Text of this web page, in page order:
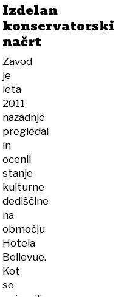
Izdelan
konservatorski
načrt
Zavod
je
leta
2011
nazadnje
pregledal
in
ocenil
stanje
kulturne
dediščine
na
območju
Hotela
Bellevue.
Kot
so